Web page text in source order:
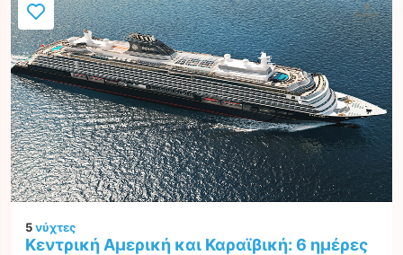
5νύχτες
Κεντρική Αμερική και Καραϊβική: 6 ημέρες